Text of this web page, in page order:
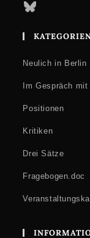
Bluesky
Neulich in Berlin
Im Gespräch mit
Positionen
Kritiken
Drei Sätze
Fragebogen.doc